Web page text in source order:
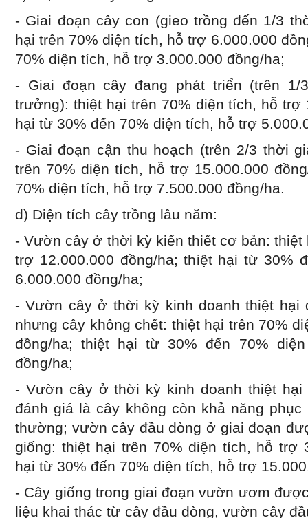
- Giai đoạn cây con (gieo trồng đến 1/3
hại trên 70% diện tích, hỗ trợ 6.000.000
70% diện tích, hỗ trợ 3.000.000 đồng/ha;
- Giai đoạn cây đang phát triển (trên
trưởng): thiệt hại trên 70% diện tích, hỗ trợ
hại từ 30% đến 70% diện tích, hỗ trợ
- Giai đoạn cận thu hoạch (trên 2/3 thời
trên 70% diện tích, hỗ trợ 15.000.000
70% diện tích, hỗ trợ 7.500.000 đồng/ha.
d) Diện tích cây trồng lâu năm:
- Vườn cây ở thời kỳ kiến thiết cơ bản: thiệt
trợ 12.000.000 đồng/ha; thiệt hại từ 30%
6.000.000 đồng/ha;
- Vườn cây ở thời kỳ kinh doanh thiệt hại
nhưng cây không chết: thiệt hại trên 70%
đồng/ha; thiệt hại từ 30% đến 70%
đồng/ha;
- Vườn cây ở thời kỳ kinh doanh thiệt
đánh giá là cây không còn khả năng
thường; vườn cây đầu dòng ở giai đoạn
giống: thiệt hại trên 70% diện tích, hỗ trợ
hại từ 30% đến 70% diện tích, hỗ trợ
- Cây giống trong giai đoạn vườn ươm
liệu khai thác từ cây đầu dòng, vườn cây